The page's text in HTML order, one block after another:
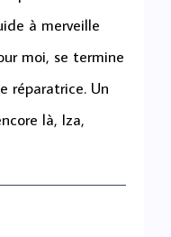
à merveille
moi, se termine
réparatrice. Un
là, Iza,